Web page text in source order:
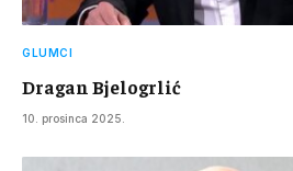
GLUMCI
Dragan Bjelogrlić
10. prosinca 2025.